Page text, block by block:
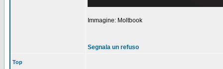
Immagine: Moltbook
Segnala un refuso
Top